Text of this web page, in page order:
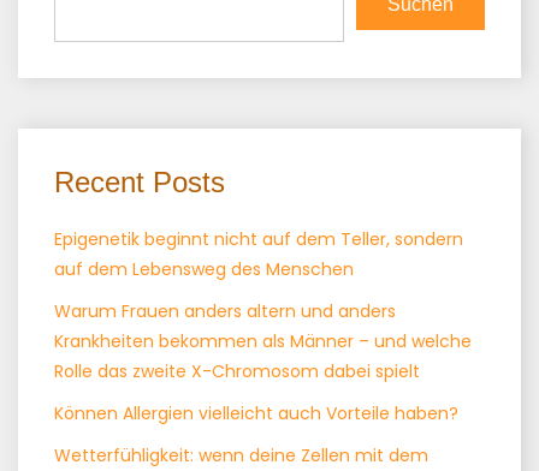
Recent Posts
Epigenetik beginnt nicht auf dem Teller, sondern
auf dem Lebensweg des Menschen
Warum Frauen anders altern und anders
Krankheiten bekommen als Männer – und welche
Rolle das zweite X-Chromosom dabei spielt
Können Allergien vielleicht auch Vorteile haben?
Wetterfühligkeit: wenn deine Zellen mit dem